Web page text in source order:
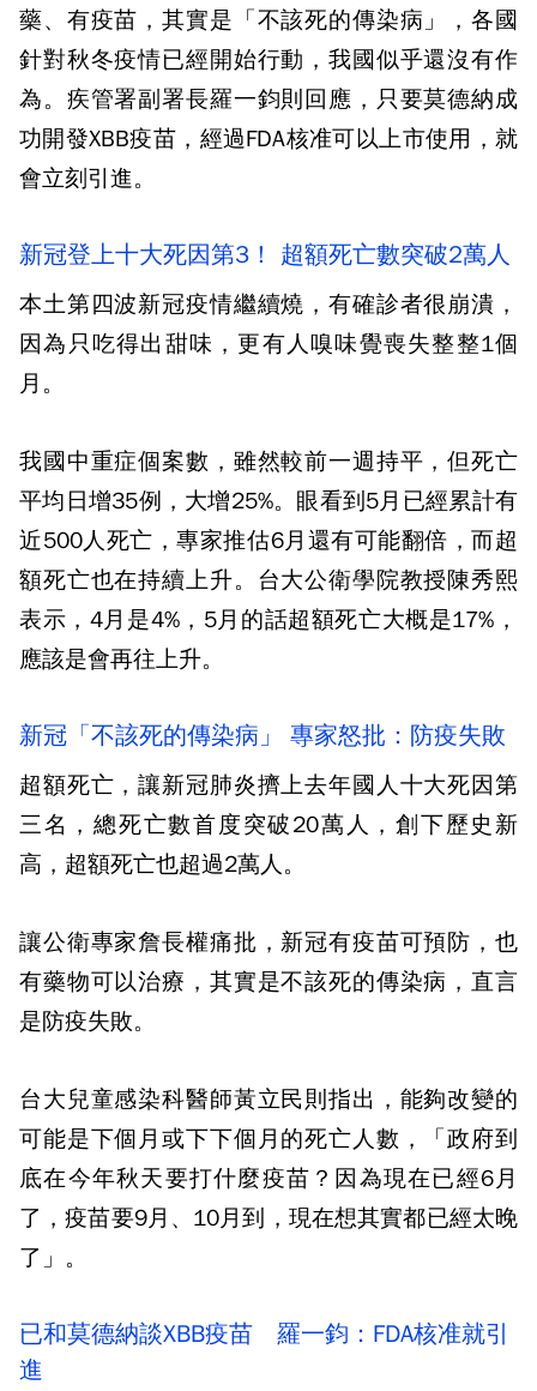
藥、有疫苗，其實是「不該死的傳染病」，各國
針對秋冬疫情已經開始行動，我國似乎還沒有作
為。疾管署副署長羅一鈞則回應，只要莫德納成
功開發XBB疫苗，經過FDA核准可以上市使用，就
會立刻引進。
新冠登上十大死因第3！ 超額死亡數突破2萬人
本土第四波新冠疫情繼續燒，有確診者很崩潰，
因為只吃得出甜味，更有人嗅味覺喪失整整1個
月。
我國中重症個案數，雖然較前一週持平，但死亡
平均日增35例，大增25%。眼看到5月已經累計有
近500人死亡，專家推估6月還有可能翻倍，而超
額死亡也在持續上升。台大公衛學院教授陳秀熙
表示，4月是4%，5月的話超額死亡大概是17%，
應該是會再往上升。
新冠「不該死的傳染病」 專家怒批：防疫失敗
超額死亡，讓新冠肺炎擠上去年國人十大死因第
三名，總死亡數首度突破20萬人，創下歷史新
高，超額死亡也超過2萬人。
讓公衛專家詹長權痛批，新冠有疫苗可預防，也
有藥物可以治療，其實是不該死的傳染病，直言
是防疫失敗。
台大兒童感染科醫師黃立民則指出，能夠改變的
可能是下個月或下下個月的死亡人數，「政府到
底在今年秋天要打什麼疫苗？因為現在已經6月
了，疫苗要9月、10月到，現在想其實都已經太晚
了」。
已和莫德納談XBB疫苗 羅一鈞：FDA核准就引
進